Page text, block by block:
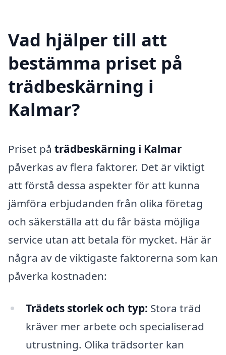
Vad hjälper till att
bestämma priset på
trädbeskärning i
Kalmar?
Priset på trädbeskärning i Kalmar
påverkas av flera faktorer. Det är viktigt
att förstå dessa aspekter för att kunna
jämföra erbjudanden från olika företag
och säkerställa att du får bästa möjliga
service utan att betala för mycket. Här är
några av de viktigaste faktorerna som kan
påverka kostnaden:
Trädets storlek och typ: Stora träd
kräver mer arbete och specialiserad
utrustning. Olika trädsorter kan